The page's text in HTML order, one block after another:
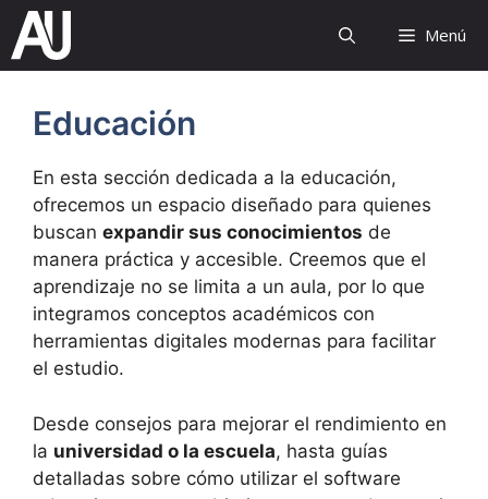
Saltar
contenido
Menú
Educación
En esta sección dedicada a la educación,
ofrecemos un espacio diseñado para quienes
buscan expandir sus conocimientos de
manera práctica y accesible. Creemos que el
aprendizaje no se limita a un aula, por lo que
integramos conceptos académicos con
herramientas digitales modernas para facilitar
el estudio.
Desde consejos para mejorar el rendimiento en
la universidad o la escuela, hasta guías
detalladas sobre cómo utilizar el software